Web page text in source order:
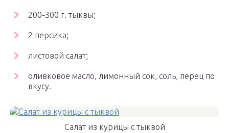
200-300 г. тыквы;
2 персика;
листовой салат;
оливковое масло, лимонный сок, соль, перец по
вкусу.
Салат из курицы с тыквой